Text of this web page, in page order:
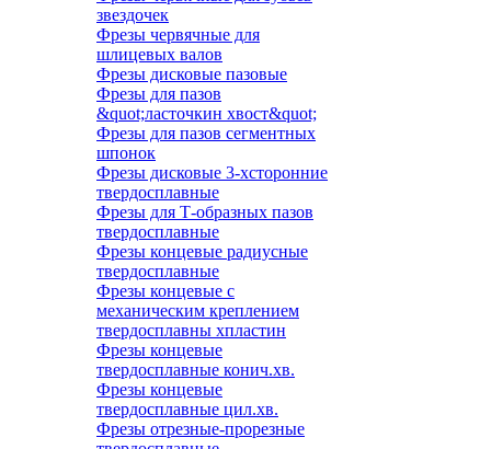
звездочек
Фрезы червячные для
шлицевых валов
Фрезы дисковые пазовые
Фрезы для пазов
&quot;ласточкин хвост&quot;
Фрезы для пазов сегментных
шпонок
Фрезы дисковые 3-хсторонние
твердосплавные
Фрезы для Т-образных пазов
твердосплавные
Фрезы концевые радиусные
твердосплавные
Фрезы концевые с
механическим креплением
твердосплавны хпластин
Фрезы концевые
твердосплавные конич.хв.
Фрезы концевые
твердосплавные цил.хв.
Фрезы отрезные-прорезные